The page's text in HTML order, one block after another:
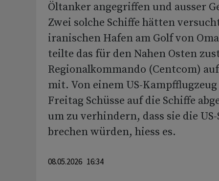
Öltanker angegriffen und ausser
Zwei solche Schiffe hätten
iranischen Hafen am Golf von
teilte das für den Nahen Osten
Regionalkommando (Centcom)
mit. Von einem US-
Freitag Schüsse auf die Schiffe
um zu verhindern, dass sie die US-
brechen würden, hiess es.
08.05.2026 16:34